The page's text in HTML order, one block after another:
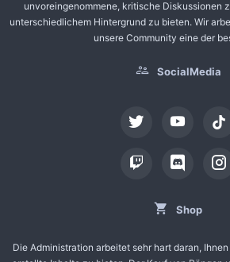
unvoreingenommene, kritische Diskussionen
unterschiedlichem Hintergrund zu bieten. Wir
unsere Community eine der
SocialMedia
tiktok
Shop
Die Administration arbeitet sehr hart daran,